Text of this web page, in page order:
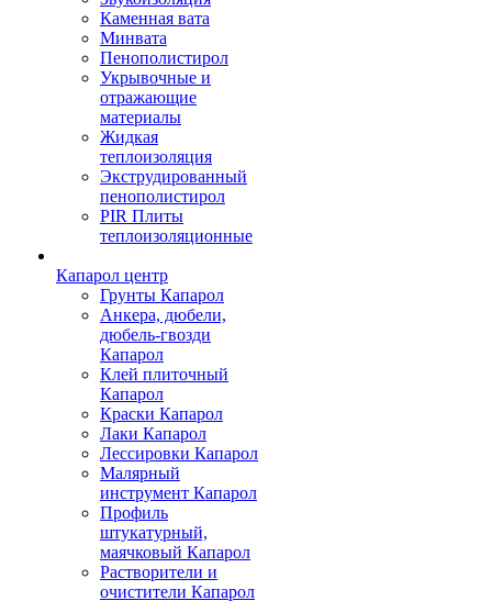
Каменная вата
Минвата
Пенополистирол
Укрывочные и
отражающие
материалы
Жидкая
теплоизоляция
Экструдированный
пенополистирол
PIR Плиты
теплоизоляционные
Капарол центр
Грунты Капарол
Анкера, дюбели,
дюбель-гвозди
Капарол
Клей плиточный
Капарол
Краски Капарол
Лаки Капарол
Лессировки Капарол
Малярный
инструмент Капарол
Профиль
штукатурный,
маячковый Капарол
Растворители и
очистители Капарол